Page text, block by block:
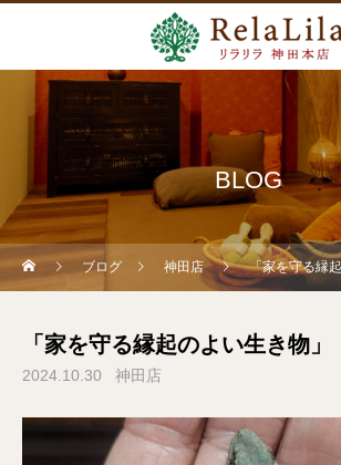
BLOG
ブログ 神田店 「家を守る縁
「家を守る縁起のよい生き物」
2024.10.30 神田店